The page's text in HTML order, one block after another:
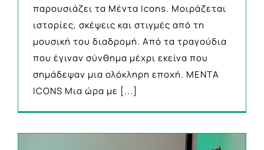
παρουσιάζει τα Μέντα Icons. Μοιράζεται
ιστορίες, σκέψεις και στιγμές από τη
μουσική του διαδρομή. Από τα τραγούδια
που έγιναν σύνθημα μέχρι εκείνα που
σημάδεψαν μια ολόκληρη εποχή. MENTA
ICONS Μια ώρα με [...]